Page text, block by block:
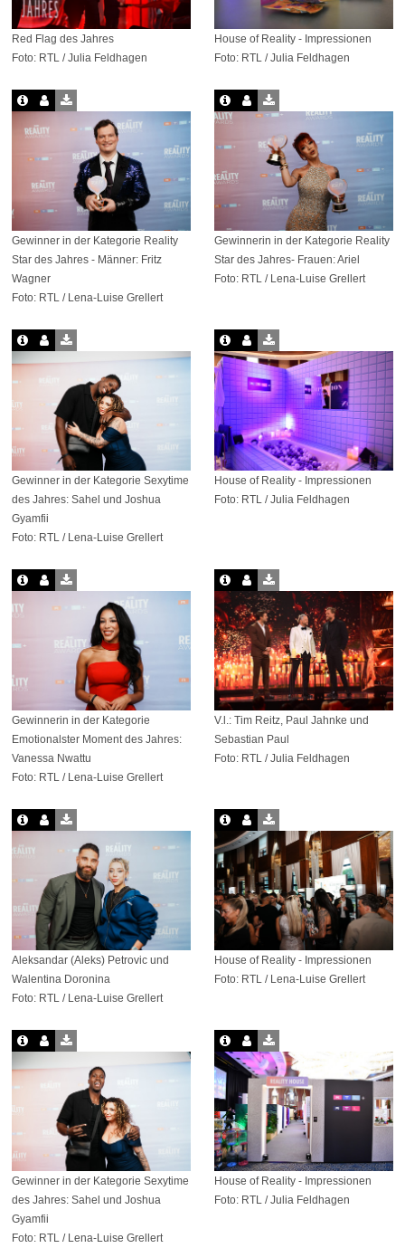
Red Flag des Jahres
Foto: RTL / Julia Feldhagen
House of Reality - Impressionen
Foto: RTL / Julia Feldhagen
Gewinner in der Kategorie Reality
Star des Jahres - Männer: Fritz
Wagner
Foto: RTL / Lena-Luise Grellert
Gewinnerin in der Kategorie Reality
Star des Jahres- Frauen: Ariel
Foto: RTL / Lena-Luise Grellert
Gewinner in der Kategorie Sexytime
des Jahres: Sahel und Joshua
Gyamfii
Foto: RTL / Lena-Luise Grellert
House of Reality - Impressionen
Foto: RTL / Julia Feldhagen
Gewinnerin in der Kategorie
Emotionalster Moment des Jahres:
Vanessa Nwattu
Foto: RTL / Lena-Luise Grellert
V.l.: Tim Reitz, Paul Jahnke und
Sebastian Paul
Foto: RTL / Julia Feldhagen
Aleksandar (Aleks) Petrovic und
Walentina Doronina
Foto: RTL / Lena-Luise Grellert
House of Reality - Impressionen
Foto: RTL / Lena-Luise Grellert
Gewinner in der Kategorie Sexytime
des Jahres: Sahel und Joshua
Gyamfii
Foto: RTL / Lena-Luise Grellert
House of Reality - Impressionen
Foto: RTL / Julia Feldhagen